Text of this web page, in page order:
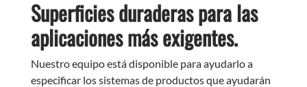
Superficies duraderas para las
aplicaciones más exigentes.
Nuestro equipo está disponible para ayudarlo a
especificar los sistemas de productos que ayudarán